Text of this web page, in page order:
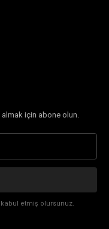
almak için abone olun.
etmiş olursunuz.